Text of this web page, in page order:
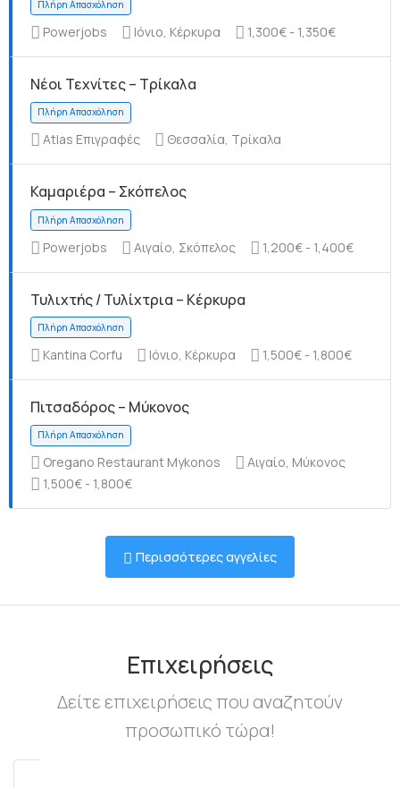
Πλήρη Απασχόληση
Πλήρη Απασχόληση
Πλήρη Απασχόληση
Powerjobs Ιόνιο, Κέρκυρα 1,300€ - 1,350€
Νέοι Τεχνίτες – Τρίκαλα
Πλήρη Απασχόληση
Atlas Επιγραφές Θεσσαλία, Τρίκαλα
Καμαριέρα – Σκόπελος
Powerjobs Αιγαίο, Σκόπελος 1,200€ - 1,400€
Τυλιχτής / Τυλίχτρια – Κέρκυρα
Πλήρη Απασχόληση
Kantina Corfu Ιόνιο, Κέρκυρα 1,500€ - 1,800€
Πιτσαδόρος – Μύκονος
Oregano Restaurant Mykonos
Αιγαίο, Μύκονος
1,500€ - 1,800€
Περισσότερες αγγελίες
Επιχειρήσεις
Δείτε επιχειρήσεις που αναζητούν
προσωπικό τώρα!